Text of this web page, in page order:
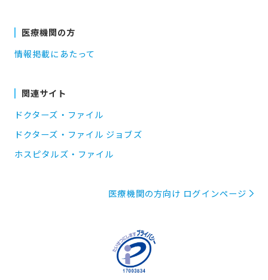
医療機関の方
情報掲載にあたって
関連サイト
ドクターズ・ファイル
ドクターズ・ファイル ジョブズ
ホスピタルズ・ファイル
医療機関の方向け ログインページ